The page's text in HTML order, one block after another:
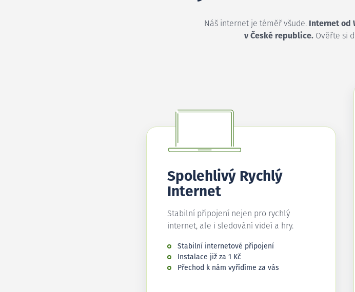
Náš internet je téměř všude.
Internet od
v České republice. Ověřte si
Spolehlivý Rychlý
Internet
Stabilní připojení nejen pro rychlý
internet, ale i sledování videí a hry.
Stabilní internetové připojení
Instalace již za 1 Kč
Přechod k nám vyřídíme za vás